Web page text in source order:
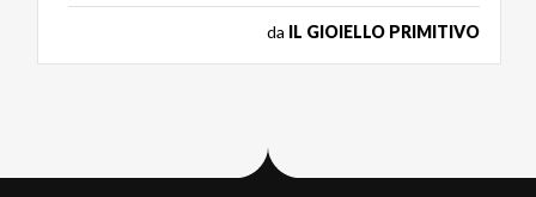
da IL GIOIELLO PRIMITIVO